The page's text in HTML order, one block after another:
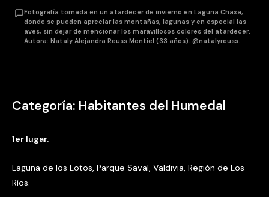
Fotografía tomada en un atardecer de invierno en Laguna Chaxa,
donde se pueden apreciar las montañas, lagunas y en especial las
aves, sin dejar de mencionar los maravillosos colores del atardecer.
Autora: Nataly Alejandra Reuss Montiel (33 años). @natalyreuss.
Categoría: Habitantes del Humedal
1er lugar.
Laguna de los Lotos, Parque Saval, Valdivia, Región de Los
Ríos.